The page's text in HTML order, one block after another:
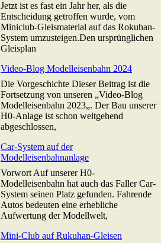
Jetzt ist es fast ein Jahr her, als die
Entscheidung getroffen wurde, vom
Miniclub-Gleismaterial auf das Rokuhan-
System umzusteigen.Den ursprünglichen
Gleisplan
Video-Blog Modelleisenbahn 2024
Die Vorgeschichte Dieser Beitrag ist die
Fortsetzung von unseren „Video-Blog
Modelleisenbahn 2023„. Der Bau unserer
H0-Anlage ist schon weitgehend
abgeschlossen,
Car-System auf der
Modelleisenbahnanlage
Vorwort Auf unserer H0-
Modelleisenbahn hat auch das Faller Car-
System seinen Platz gefunden. Fahrende
Autos bedeuten eine erhebliche
Aufwertung der Modellwelt,
Mini-Club auf Rukuhan-Gleisen